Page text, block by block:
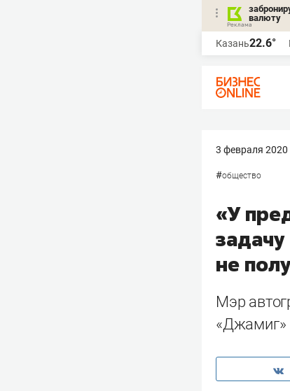
валюту
Казань22.6°
3 февраля 2020
#общество
«У
не
Мэр
«Джамиг»